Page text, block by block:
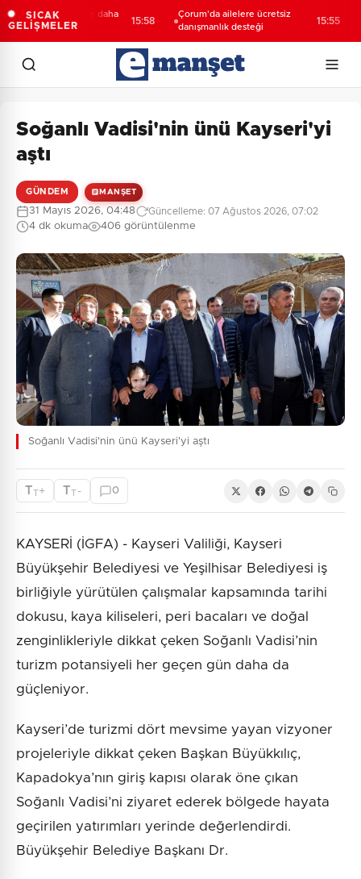
SICAK
GELİŞMELER
3 mahalleye daha
15:58
Çorum'da ailelere ücretsiz
danışmanlık desteği
15:55
Soğanlı Vadisi'nin ünü Kayseri'yi
aştı
GÜNDEM MANŞET
31 Mayıs 2026, 04:48 Güncelleme: 07 Ağustos 2026, 07:02
4 dk okuma 406 görüntülenme
Soğanlı Vadisi'nin ünü Kayseri'yi aştı
TT+ TT - 0
KAYSERİ (İGFA) - Kayseri Valiliği, Kayseri
Büyükşehir Belediyesi ve Yeşilhisar Belediyesi iş
birliğiyle yürütülen çalışmalar kapsamında tarihi
dokusu, kaya kiliseleri, peri bacaları ve doğal
zenginlikleriyle dikkat çeken Soğanlı Vadisi’nin
turizm potansiyeli her geçen gün daha da
güçleniyor.
Kayseri’de turizmi dört mevsime yayan vizyoner
projeleriyle dikkat çeken Başkan Büyükkılıç,
Kapadokya’nın giriş kapısı olarak öne çıkan
Soğanlı Vadisi’ni ziyaret ederek bölgede hayata
geçirilen yatırımları yerinde değerlendirdi.
Büyükşehir Belediye Başkanı Dr.